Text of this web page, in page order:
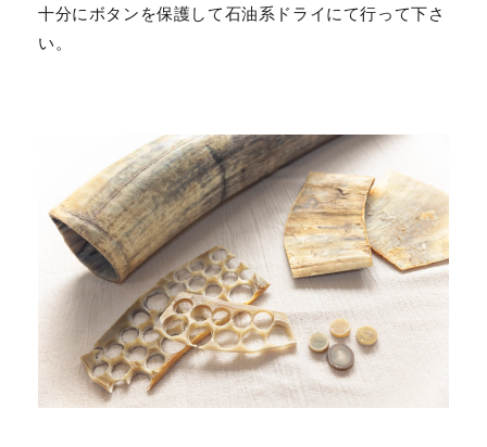
十分にボタンを保護して石油系ドライにて行って下さ
い。